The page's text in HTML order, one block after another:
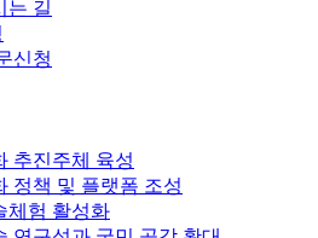
는 길
신청
추진주체 육성
정책 및 플랫폼 조성
체험 활성화